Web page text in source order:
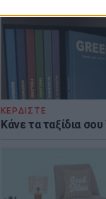
ΚΕΡΔΙΣΤΕ
Κάνε τα ταξίδια